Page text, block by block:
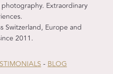
Extraordinary
Switzerland, Europe and
2011.
- BLOG